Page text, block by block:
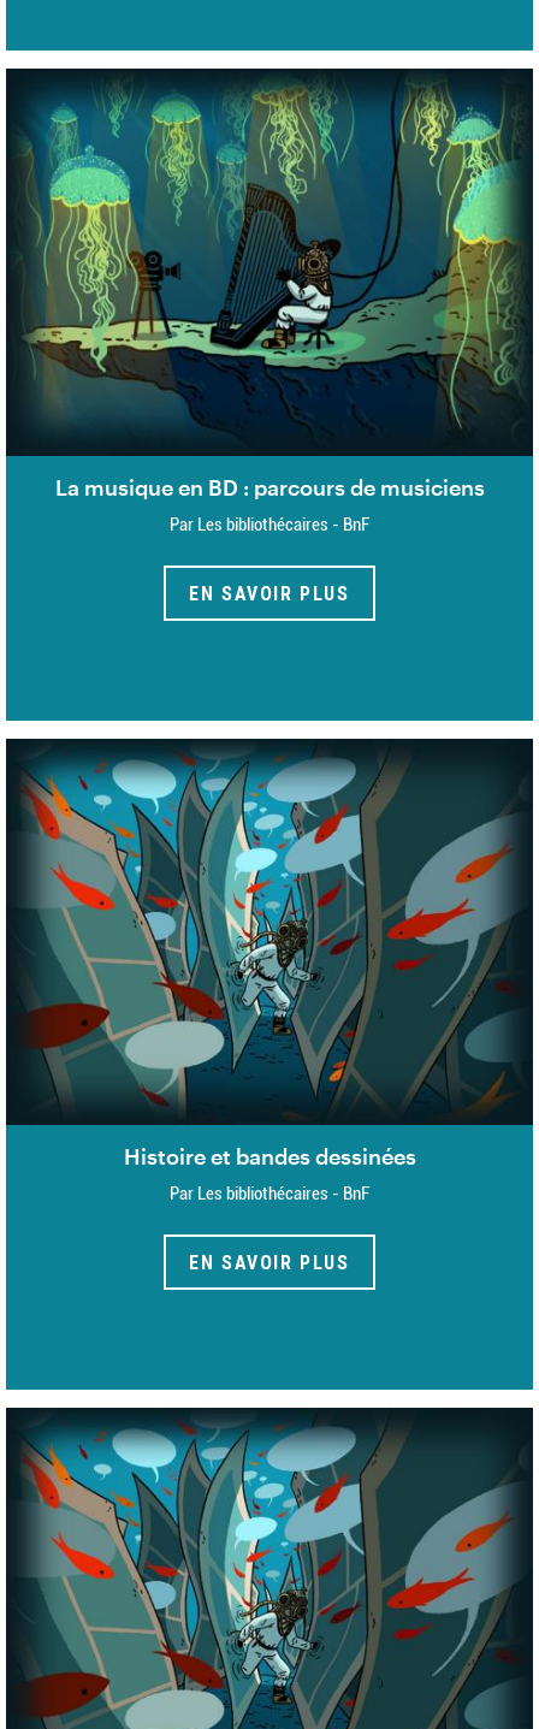
La musique en BD : parcours de musiciens
Par Les bibliothécaires - BnF
EN SAVOIR PLUS
Histoire et bandes dessinées
Par Les bibliothécaires - BnF
EN SAVOIR PLUS